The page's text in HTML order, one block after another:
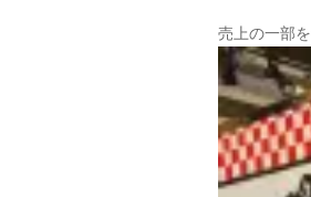
売上の一部